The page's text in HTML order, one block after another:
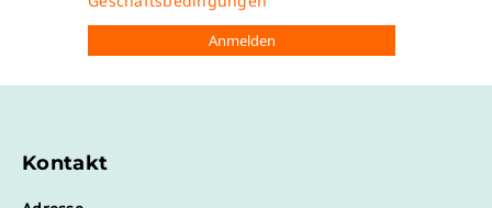
Kontakt